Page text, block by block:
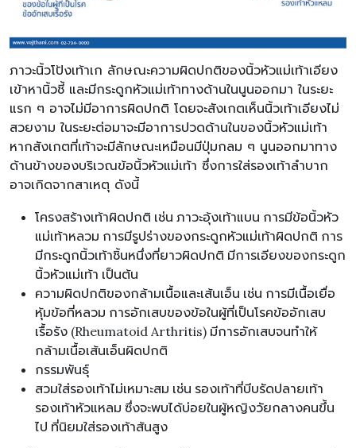
ภาวะนิ้วโป้งเท้าเก ลักษณะความผิดปกติของนิ้วหัวแม่เท้าเอียง
เข้าหานิ้วชี้ และมีกระดูกหัวแม่เท้าทางด้านในนูนออกมา ในระยะ
แรก ๆ อาจไม่มีอาการผิดปกติ โดยจะสังเกตเห็นนิ้วเท้าเอียงไม่
สวยงาม ในระยะต่อมาจะมีอาการปวดด้านในของนิ้วหัวแม่เท้า
หากสังเกตที่เท้าจะมีลักษณะเหมือนมีปุ่มกลม ๆ นูนออกมาทาง
ด้านข้างของบริเวณข้อนิ้วหัวแม่เท้า ซึ่งการใส่รองเท้าลำบาก
อาจเกิดจากสาเหตุ ดังนี้
โครงสร้างเท้าผิดปกติ เช่น ภาวะอุ้งเท้าแบน การมีข้อนิ้วหัว
แม่เท้าหลวม การมีรูปร่างของกระดูกหัวแม่เท้าผิดปกติ การ
มีกระดูกนิ้วเท้าชิ้นหนึ่งที่ยาวผิดปกติ มีการเอียงของกระดูก
นิ้วหัวแม่เท้า เป็นต้น
ความผิดปกติของกล้ามเนื้อและเส้นเอ็น เช่น การมีเนื้อเยื่อ
หุ้มข้อที่หลวม การอักเสบของข้อในผู้ที่เป็นโรคข้ออักเสบ
เรื้อรัง (Rheumatoid Arthritis) มีการอักเสบจนทำให้
กล้ามเนื้อเส้นเอ็นผิดปกติ
กรรมพันธุ์
สวมใส่รองเท้าไม่เหมาะสม เช่น รองเท้าที่บีบรัดปลายเท้า
รองเท้าหัวแหลม ซึ่งจะพบได้บ่อยในผู้หญิงวัยกลางคนขึ้น
ไป ที่นิยมใส่รองเท้าส้นสูง